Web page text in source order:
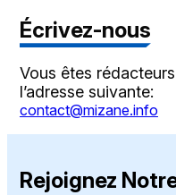
Écrivez-nous
Vous êtes
l’adresse suivante:
contact@mizane.info
Rejoignez